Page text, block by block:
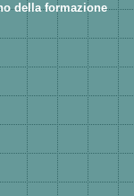
della formazione